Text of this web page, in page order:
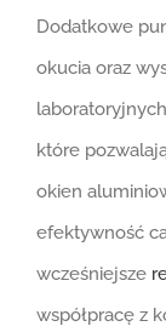
Dodatkowe
okucia oraz
które
okien
efektywność
wcześniejsze
współpracę z